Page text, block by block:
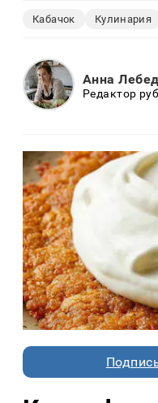
Кабачок Кулинария
Анна
Редактор